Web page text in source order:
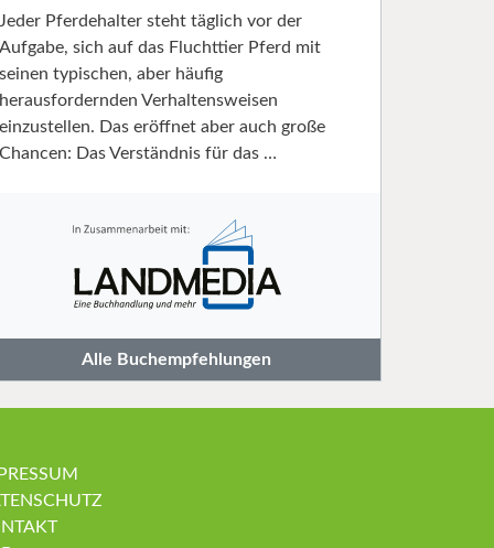
Jeder Pferdehalter steht täglich vor der
Aufgabe, sich auf das Fluchttier Pferd mit
seinen typischen, aber häufig
herausfordernden Verhaltensweisen
einzustellen. Das eröffnet aber auch große
Chancen: Das Verständnis für das …
Alle Buchempfehlungen